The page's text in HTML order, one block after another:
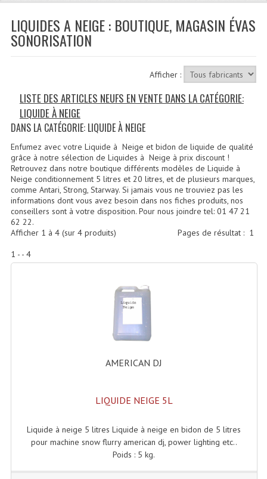
Location De Matériel
Recevoir Nos Promotions
CATÉGORIES
Sonorisation
Accessoires Pieds Cellules Diamants
Accessoires Enceintes
Cellule (s)
Diamants
Selecteurs Audio Vidéo
Amplificateurs
Compresseurs , Limiteurs , Noise Gate
Egaliseur Egaliseurs
LIQUIDES A NEIGE : BOUTIQUE, MAGASIN ÉVAS
SONORISATION
Afficher :
LISTE DES ARTICLES NEUFS EN VENTE DANS LA CATÉGORIE:
LIQUIDE À NEIGE
DANS LA CATÉGORIE: LIQUIDE À NEIGE
Enfumez avec votre Liquide à Neige et bidon de liquide de qualité
grâce à notre sélection de Liquides à Neige à prix discount !
Retrouvez dans notre boutique différents modèles de Liquide à
Neige conditionnement 5 litres et 20 litres, et de plusieurs marques,
comme Antari, Strong, Starway. Si jamais vous ne trouviez pas les
informations dont vous avez besoin dans nos fiches produits, nos
conseillers sont à votre disposition. Pour nous joindre tel: 01 47 21
62 22.
Pages de résultat : 1
Afficher 1 à 4(sur 4produits)
1 - - 4
AMERICAN DJ
LIQUIDE NEIGE 5L
Liquide à neige 5 litres Liquide à neige en bidon de 5 litres
pour machine snow flurry american dj, power lighting etc..
Poids : 5 kg.